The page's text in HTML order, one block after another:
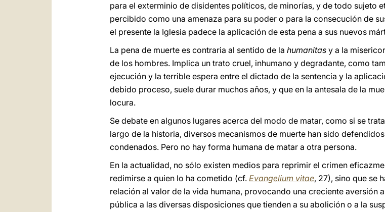
para el exterminio de disidentes políticos, de minorías, y de todo sujeto
percibido como una amenaza para su poder o para la consecución de
el presente la Iglesia padece la aplicación de esta pena a sus nuevos
La pena de muerte es contraria al sentido de la humanitas y a la
de los hombres. Implica un trato cruel, inhumano y degradante, como
ejecución y la terrible espera entre el dictado de la sentencia y la
debido proceso, suele durar muchos años, y que en la antesala de la
locura.
Se debate en algunos lugares acerca del modo de matar, como si se
largo de la historia, diversos mecanismos de muerte han sido
condenados. Pero no hay forma humana de matar a otra persona.
En la actualidad, no sólo existen medios para reprimir el crimen
redimirse a quien lo ha cometido (cf. Evangelium vitae, 27), sino que se
relación al valor de la vida humana, provocando una creciente aversión
pública a las diversas disposiciones que tienden a su abolición o a la